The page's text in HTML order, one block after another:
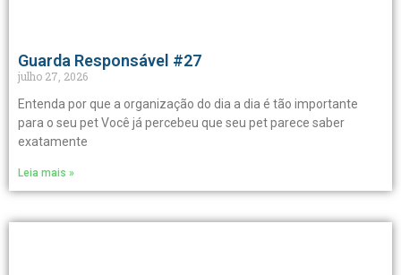
Guarda Responsável #27
julho 27, 2026
Entenda por que a organização do dia a dia é tão importante
para o seu pet Você já percebeu que seu pet parece saber
exatamente
Leia mais »